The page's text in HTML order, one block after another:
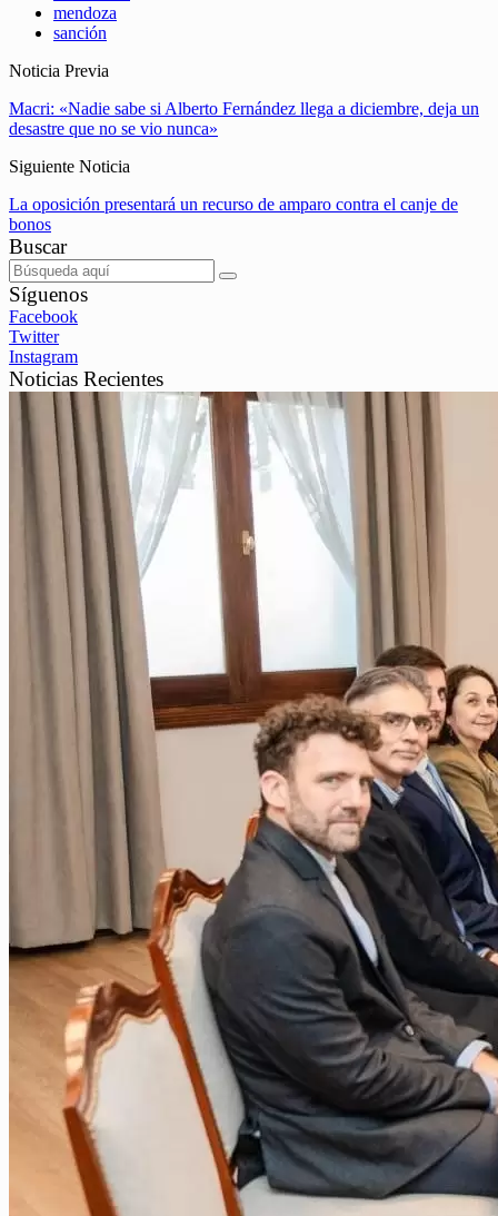
mendoza
sanción
Noticia Previa
Macri: «Nadie sabe si Alberto Fernández llega a diciembre, deja un
desastre que no se vio nunca»
Siguiente Noticia
La oposición presentará un recurso de amparo contra el canje de
bonos
Buscar
Síguenos
Facebook
Twitter
Instagram
Noticias Recientes